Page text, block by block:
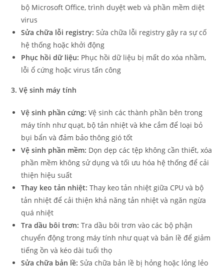
bộ Microsoft Office, trình duyệt web và phần mềm diệt
virus
Sửa chữa lỗi registry: Sửa chữa lỗi registry gây ra sự cố
hệ thống hoặc khởi động
Phục hồi dữ liệu: Phục hồi dữ liệu bị mất do xóa nhầm,
lỗi ổ cứng hoặc virus tấn công
3. Vệ sinh máy tính
Vệ sinh phần cứng: Vệ sinh các thành phần bên trong
máy tính như quạt, bộ tản nhiệt và khe cắm để loại bỏ
bụi bẩn và đảm bảo thông gió tốt
Vệ sinh phần mềm: Dọn dẹp các tệp không cần thiết, xóa
phần mềm không sử dụng và tối ưu hóa hệ thống để cải
thiện hiệu suất
Thay keo tản nhiệt: Thay keo tản nhiệt giữa CPU và bộ
tản nhiệt để cải thiện khả năng tản nhiệt và ngăn ngừa
quá nhiệt
Tra dầu bôi trơn: Tra dầu bôi trơn vào các bộ phận
chuyển động trong máy tính như quạt và bản lề để giảm
tiếng ồn và kéo dài tuổi thọ
Sửa chữa bản lề: Sửa chữa bản lề bị hỏng hoặc lỏng lẻo